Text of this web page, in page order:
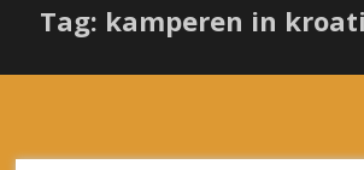
Tag: kamperen in